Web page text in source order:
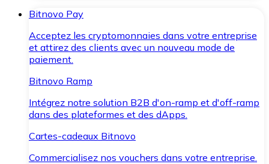
Bitnovo Pay
Acceptez les cryptomonnaies dans votre entreprise
et attirez des clients avec un nouveau mode de
paiement.
Bitnovo Ramp
Intégrez notre solution B2B d'on-ramp et d'off-ramp
dans des plateformes et des dApps.
Cartes-cadeaux Bitnovo
Commercialisez nos vouchers dans votre entreprise.